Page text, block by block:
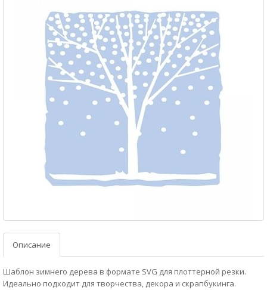
Описание
Шаблон зимнего дерева в формате SVG для плоттерной резки.
Идеально подходит для творчества, декора и скрапбукинга.